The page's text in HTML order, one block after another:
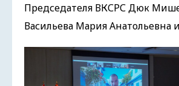
Председателя ВКСРС Дюк
Васильева Мария Анатольевна